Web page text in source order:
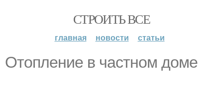
СТРОИТЬ ВСЕ
главная новости статьи
Отопление в частном доме